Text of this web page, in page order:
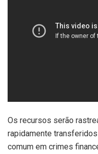
Os recursos serão
rapidamente
comum em crimes